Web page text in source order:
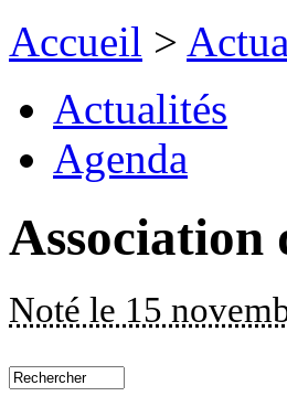
Accueil >
Actualités
Agenda
Association
Noté le 15